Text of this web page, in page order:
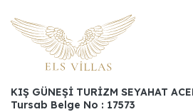
KIŞ GÜNEŞİ TURİZM SEYAHAT
Tursab Belge No : 17573